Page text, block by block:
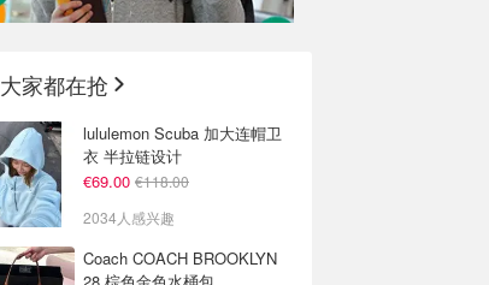
大家都在抢
lululemon Scuba 加大连帽卫
衣 半拉链设计
€69.00 €118.00
2034人感兴趣
Coach COACH BROOKLYN